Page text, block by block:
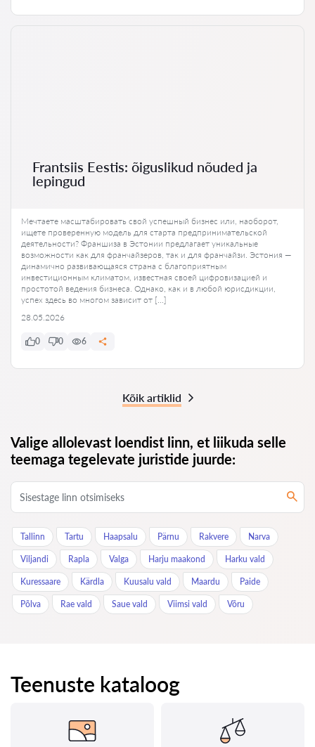
Frantsiis Eestis: õiguslikud nõuded ja
lepingud
Мечтаете масштабировать свой успешный бизнес или, наоборот,
ищете проверенную модель для старта предпринимательской
деятельности? Франшиза в Эстонии предлагает уникальные
возможности как для франчайзеров, так и для франчайзи. Эстония —
динамично развивающаяся страна с благоприятным
инвестиционным климатом, известная своей цифровизацией и
простотой ведения бизнеса. Однако, как и в любой юрисдикции,
успех здесь во многом зависит от […]
28.05.2026
0 0 6
Kõik artiklid
Valige allolevast loendist linn, et liikuda selle
teemaga tegelevate juristide juurde:
Tallinn Tartu Haapsalu Pärnu Rakvere Narva
Viljandi Rapla Valga Harju maakond Harku vald
Kuressaare Kärdla Kuusalu vald Maardu Paide
Põlva Rae vald Saue vald Viimsi vald Võru
Teenuste kataloog